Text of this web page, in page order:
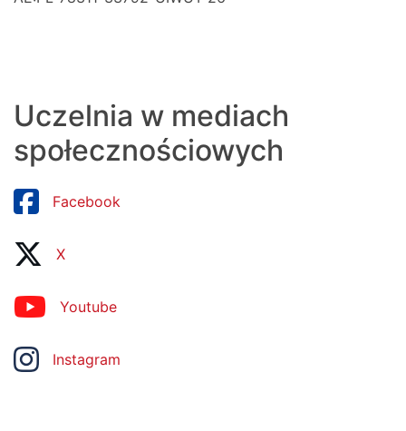
Uczelnia w mediach
społecznościowych
Facebook
X
Youtube
Instagram